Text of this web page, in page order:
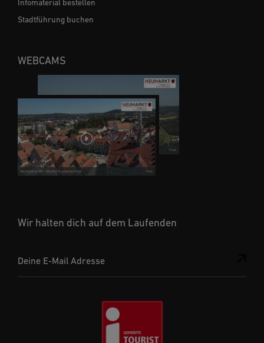
Wir halten dich auf dem Laufenden
Deine E-Mail Adresse
Infomaterial bestellen
Stadtführung buchen
WEBCAMS